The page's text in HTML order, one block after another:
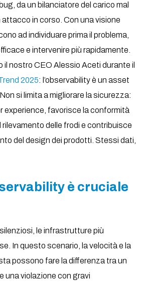
da un bilanciatore del carico mal
in corso. Con una visione
ad individuare prima il problema,
e intervenire più rapidamente.
nostro CEO Alessio Aceti durante il
2025: l’observability è un asset
si limita a migliorare la sicurezza:
experience, favorisce la conformità
delle frodi e contribuisce
del design dei prodotti. Stessi dati,
è cruciale
le infrastrutture più
In questo scenario, la velocità e la
possono fare la differenza tra un
una violazione con gravi